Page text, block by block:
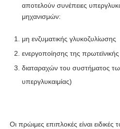
αποτελούν συνέπειες
μηχανισμών:
μη ενζυματικής γλυκοζυλίωσης
ενεργοποίησης της
διαταραχών του συστήματος
υπεργλυκαιμίας)
Οι πρώιμες επιπλοκές είναι